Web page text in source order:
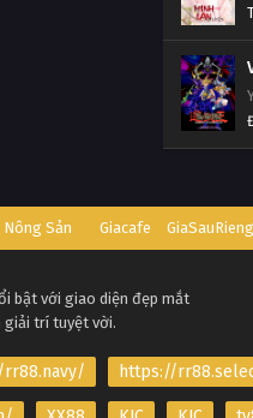
Nông Sản Giacafe GiaSauRieng
bật với giao diện đẹp mắt
giải trí tuyệt vời.
https://